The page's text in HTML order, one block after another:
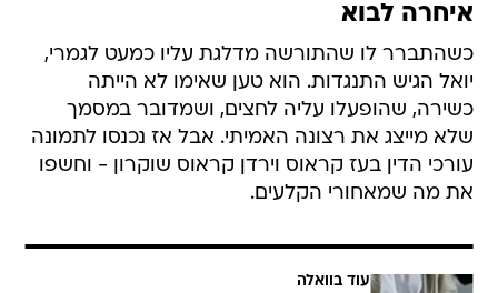
איחרה לבוא
כשהתברר לו שהתורשה מדלגת עליו כמעט לגמרי,
יואל הגיש התנגדות. הוא טען שאימו לא הייתה
כשירה, שהופעלו עליה לחצים, ושמדובר במסמך
שלא מייצג את רצונה האמיתי. אבל אז נכנסו לתמונה
עורכי הדין בעז קראוס וירדן קראוס שוקרון - וחשפו
את מה שמאחורי הקלעים.
עוד בוואלה